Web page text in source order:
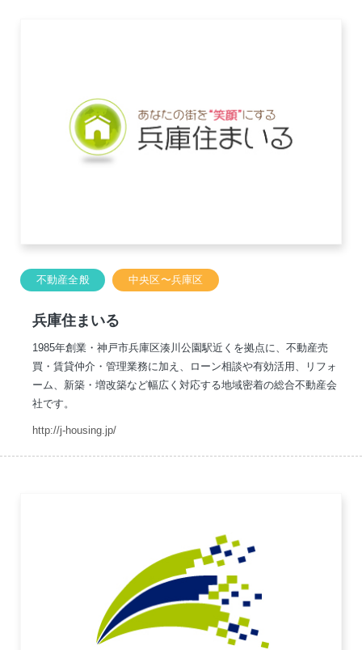
不動産全般 中央区〜兵庫区
兵庫住まいる
1985年創業・神戸市兵庫区湊川公園駅近くを拠点に、不動産売
買・賃貸仲介・管理業務に加え、ローン相談や有効活用、リフォ
ーム、新築・増改築など幅広く対応する地域密着の総合不動産会
社です。
http://j-housing.jp/